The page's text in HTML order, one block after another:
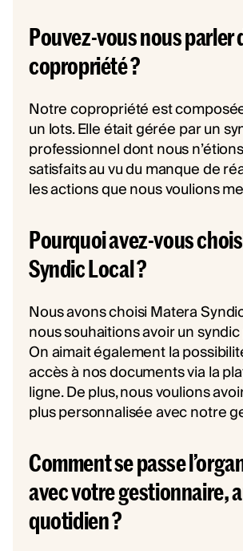
Pouvez-vous nous parler
copropriété ?
Notre copropriété est
un lots. Elle était gérée par un
professionnel dont nous
satisfaits au vu du manque de
les actions que nous voulions
Pourquoi avez-vous
Syndic Local ?
Nous avons choisi Matera
nous souhaitions avoir un
On aimait également la
accès à nos documents via la
ligne. De plus, nous voulions
plus personnalisée avec notre
Comment se passe
avec votre gestionnaire,
quotidien ?